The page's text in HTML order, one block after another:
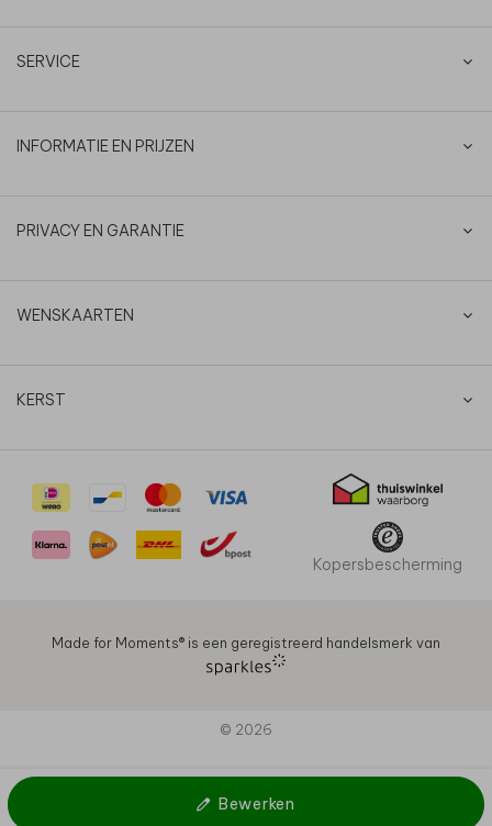
Bewerken
SERVICE
INFORMATIE EN PRIJZEN
PRIVACY EN GARANTIE
WENSKAARTEN
KERST
Kopersbescherming
Made for Moments®️ is een geregistreerd handelsmerk van
© 2026